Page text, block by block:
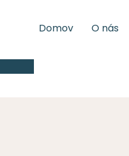
Domov O nás